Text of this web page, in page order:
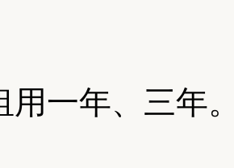
一年、三年